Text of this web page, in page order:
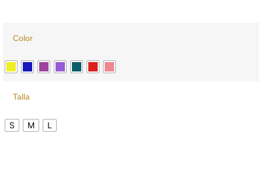
Color
Talla
S M L